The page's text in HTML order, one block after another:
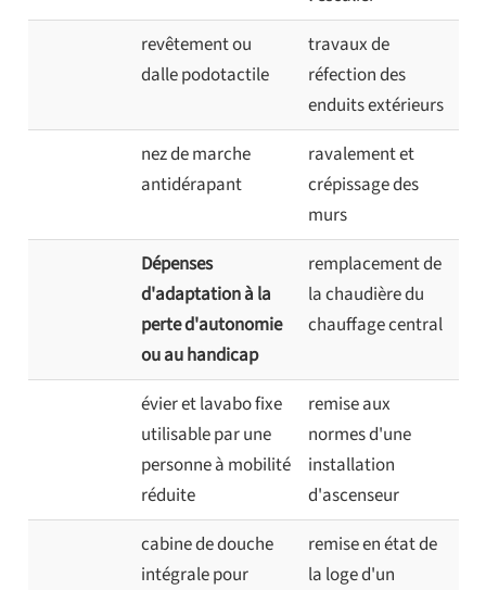
revêtement ou
dalle podotactile
travaux de
réfection des
enduits extérieurs
nez de marche
antidérapant
ravalement et
crépissage des
murs
Dépenses
d'adaptation à la
perte d'autonomie
ou au handicap
remplacement de
la chaudière du
chauffage central
évier et lavabo fixe
utilisable par une
personne à mobilité
réduite
remise aux
normes d'une
installation
d'ascenseur
cabine de douche
intégrale pour
remise en état de
la loge d'un